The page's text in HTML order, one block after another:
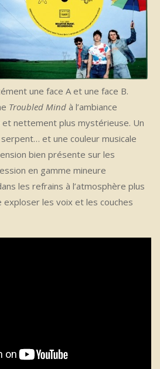
une face A et une face B.
Troubled Mind à l’ambiance
et nettement plus mystérieuse. Un
et une couleur musicale
bien présente sur les
en gamme mineure
les refrains à l’atmosphère plus
exploser les voix et les couches